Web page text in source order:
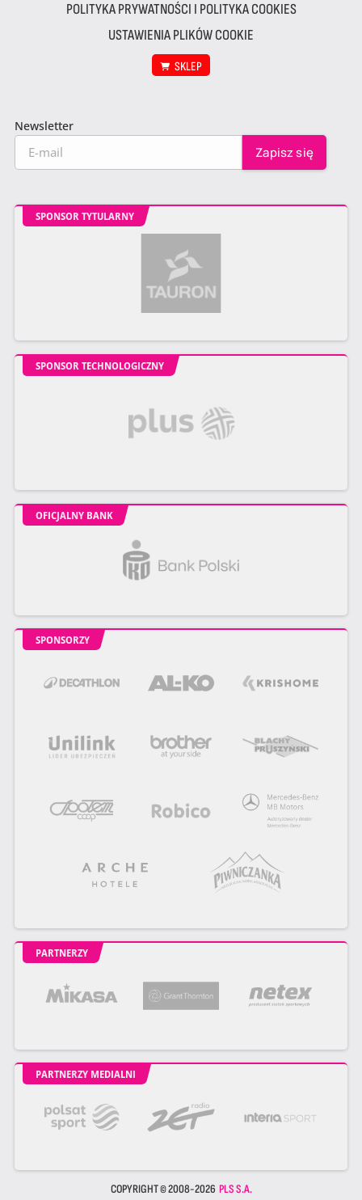
POLITYKA PRYWATNOŚCI I POLITYKA COOKIES
USTAWIENIA PLIKÓW COOKIE
SKLEP
Newsletter
SPONSOR TYTULARNY
SPONSOR TECHNOLOGICZNY
OFICJALNY BANK
SPONSORZY
PARTNERZY
PARTNERZY MEDIALNI
COPYRIGHT © 2008-2026 PLS S.A.